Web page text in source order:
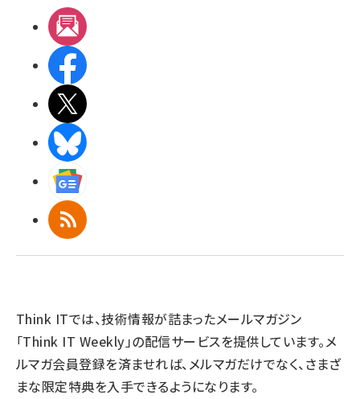
RSS
Think ITでは、技術情報が詰まったメールマガジン
「Think IT Weekly」の配信サービスを提供しています。メ
ルマガ会員登録を済ませれば、メルマガだけでなく、さまざ
まな限定特典を入手できるようになります。